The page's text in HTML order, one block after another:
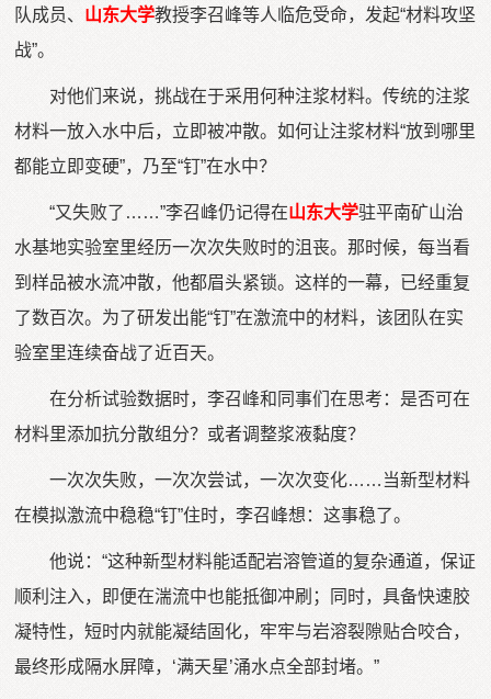
队成员、 山东大学教授李召峰等人临危受命，发起“材料攻坚
战”。
对他们来说，挑战在于采用何种注浆材料。传统的注浆
材料一放入水中后，立即被冲散。如何让注浆材料“放到哪里
都能立即变硬”，乃至“钉”在水中？
“又失败了……”李召峰仍记得在山东大学驻平南矿山治
水基地实验室里经历一次次失败时的沮丧。那时候，每当看
到样品被水流冲散，他都眉头紧锁。这样的一幕，已经重复
了数百次。为了研发出能“钉”在激流中的材料，该团队在实
验室里连续奋战了近百天。
在分析试验数据时，李召峰和同事们在思考：是否可在
材料里添加抗分散组分？或者调整浆液黏度？
一次次失败，一次次尝试，一次次变化……当新型材料
在模拟激流中稳稳“钉”住时，李召峰想：这事稳了。
他说：“这种新型材料能适配岩溶管道的复杂通道，保证
顺利注入，即便在湍流中也能抵御冲刷；同时，具备快速胶
凝特性，短时内就能凝结固化，牢牢与岩溶裂隙贴合咬合，
最终形成隔水屏障，‘满天星’涌水点全部封堵。”